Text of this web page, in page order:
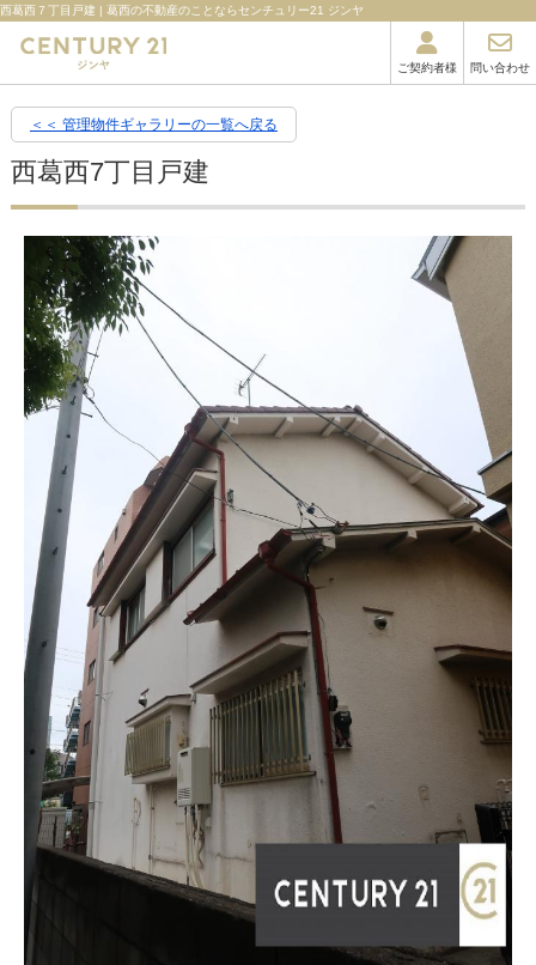
西葛西７丁目戸建 | 葛西の不動産のことならセンチュリー21 ジンヤ
ご契約者様 問い合わせ
＜＜ 管理物件ギャラリーの一覧へ戻る
西葛西7丁目戸建